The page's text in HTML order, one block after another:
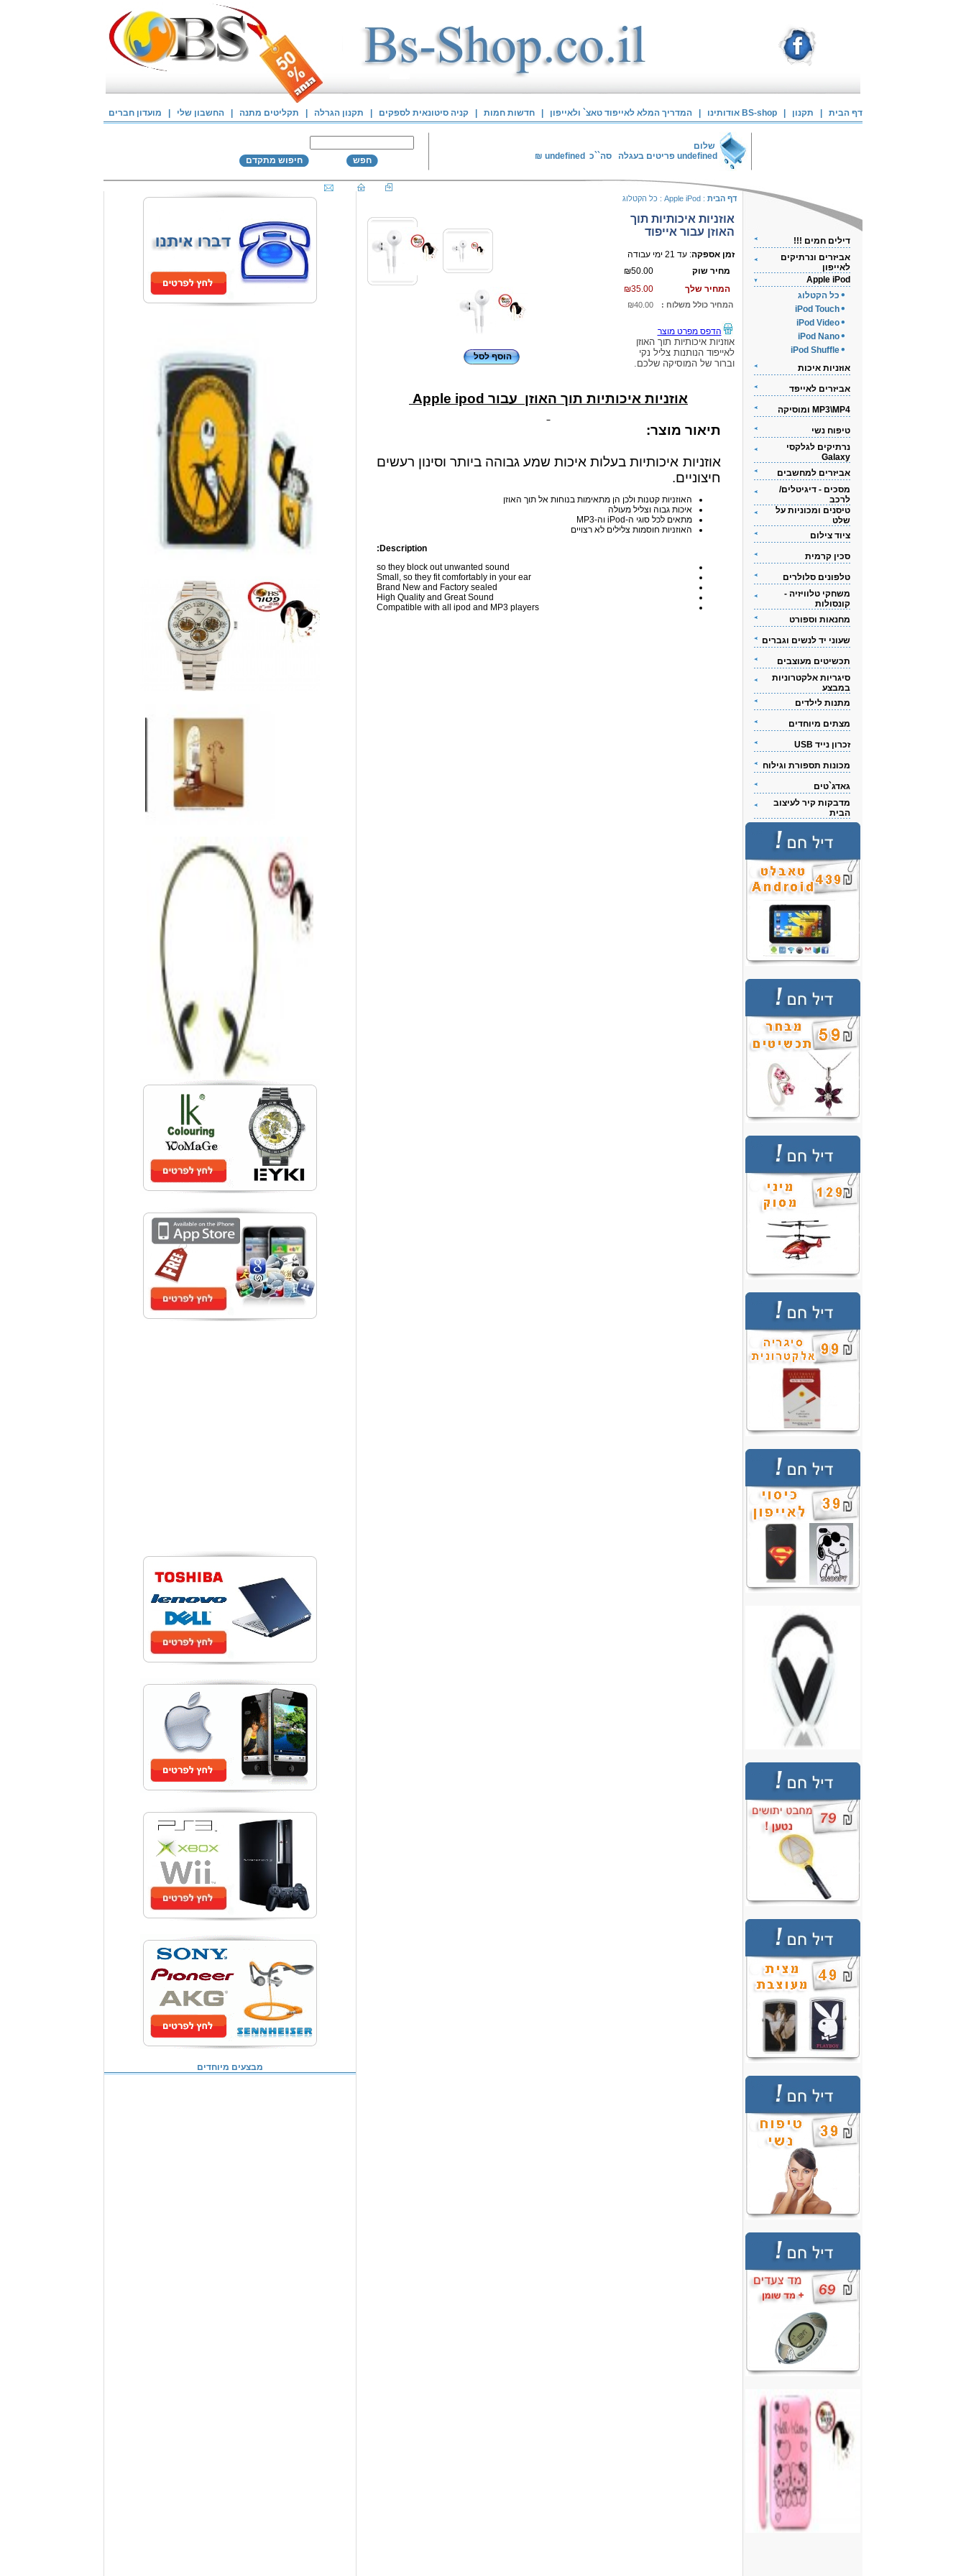
דף הבית תקנון אודותינו BS-shop המדריך המלא לאייפוד טאצ` ולאייפון חדשות חמות קניה סיטונאית לספקים תקנון הגרלה תקליטים מתנה החשבון שלי מועדון חברים
שלום
undefined פריטים בעגלה סה``כ undefined
₪ חפש חיפוש מתקדם
מבצעים מיוחדים
דף הבית :
Apple iPod
:כל הקטלוג
הוסף לסל
אוזניות איכותיות תוך
האוזן עבור אייפוד
זמן אספקה: עד 21 ימי עבודה
₪50.00
מחיר שוק
₪35.00
המחיר שלך
₪40.00 המחיר כולל משלוח :
הדפס מפרט מוצר
אוזניות איכותיות תוך האוזן
לאייפוד הנותנות צליל נקי
וברור של המוסיקה שלכם.
אוזניות איכותיות תוך האוזן עבור Apple ipod
תיאור מוצר:
אוזניות איכותיות בעלות איכות שמע גבוהה ביותר וסינון רעשים
חיצוניים.
האוזניות קטנות ולכן הן מתאימות בנוחות אל תוך האוזן
איכות גבוה וצליל מעולה
מתאים לכל סוגי ה-iPod וה-MP3
האוזניות חוסמות צלילים לא רצויים
Description:
so they block out unwanted sound
Small, so they fit comfortably in your ear
Brand New and Factory sealed
High Quality and Great Sound
Compatible with all ipod and MP3 players
דילים חמים !!!
אביזרים ונרתיקים
לאייפון
Apple iPod
כל הקטלוג
iPod Touch
iPod Video
iPod Nano
iPod Shuffle
אוזניות איכות
אביזרים לאייפד
MP3\MP4 ומוסיקה
טיפוח נשי
נרתיקים לגלקסי
Galaxy
אביזרים למחשבים
מסכים - דיגיטלים/
לרכב
טיסנים ומכוניות על
שלט
ציוד צילום
סכין קרמית
טלפונים סלולרים
משחקי טלוויזיה -
קונסולות
מחנאות וספורט
שעוני יד לנשים וגברים
תכשיטים מעוצבים
סיגריות אלקטרוניות
במבצע
מתנות לילדים
מצתים מיוחדים
זכרון נייד USB
מכונות תספורת וגילוח
גאדג`טים
מדבקות קיר לעיצוב
הבית